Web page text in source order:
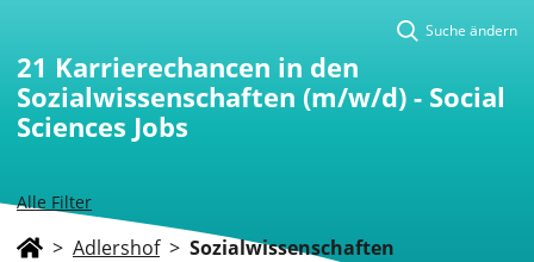
Alle Filter
Suche ändern
21 Karrierechancen in den
Sozialwissenschaften (m/w/d) - Social
Sciences Jobs
> Adlershof > Sozialwissenschaften